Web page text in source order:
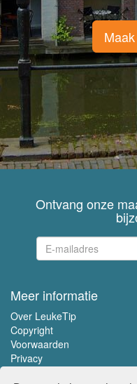
Ontvang onze
Meer informatie
Over LeukeTip
Copyright
Voorwaarden
Privacy